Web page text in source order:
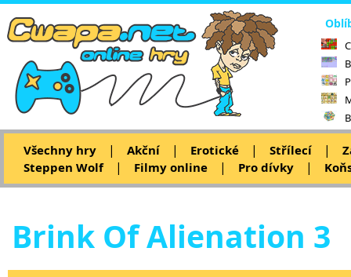
Všechny hry | Akční | Erotické | Střílecí |
Steppen Wolf
| Filmy online | Pro dívky |
Brink Of Alienation 3